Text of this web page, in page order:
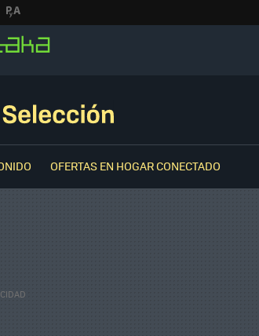
OFERTAS EN HOGAR CONECTADO